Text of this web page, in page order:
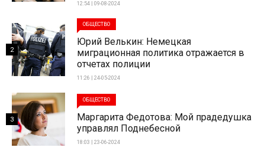
12:54 | 09-08-2024
ОБЩЕСТВО
Юрий Велькин: Немецкая
миграционная политика отражается в
отчетах полиции
11:26 | 24-05-2024
2
ОБЩЕСТВО
Маргарита Федотова: Мой прадедушка
управлял Поднебесной
18:03 | 23-06-2024
3